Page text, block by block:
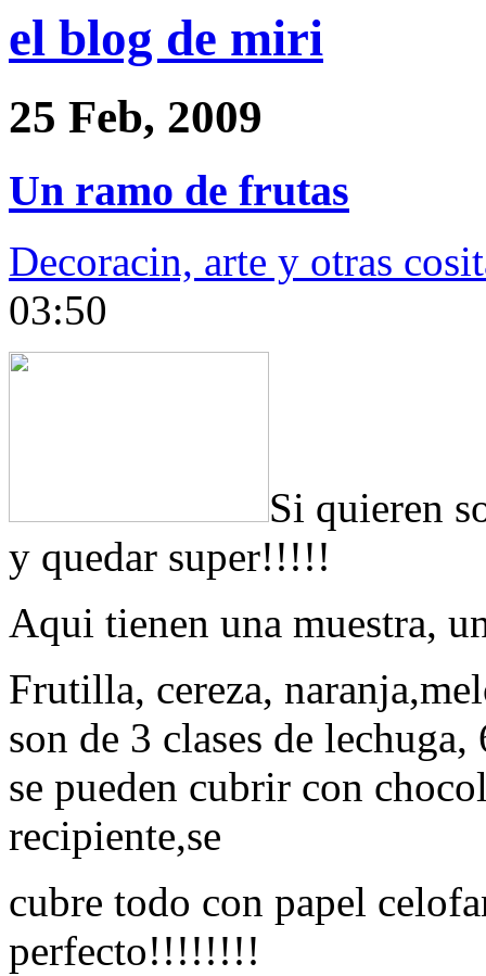
el blog de miri
25 Feb, 2009
Un ramo de frutas
Decoracin, arte y otras
03:50
Si quieren
y quedar super!!!!!
Aqui tienen una muestra,
Frutilla, cereza,
son de 3 clases de
se pueden cubrir con
recipiente,se
cubre todo con papel
perfecto!!!!!!!!